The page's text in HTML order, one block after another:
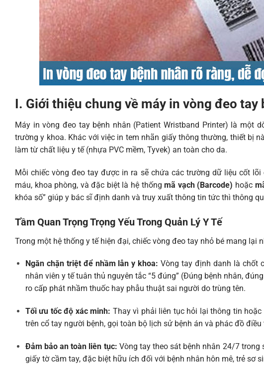
I. Giới thiệu chung về máy in vòng đeo tay
Máy in vòng đeo tay bệnh nhân (Patient Wristband Printer) là một
trường y khoa. Khác với việc in tem nhãn giấy thông thường, thiết bị
làm từ chất liệu y tế (nhựa PVC mềm, Tyvek) an toàn cho da.
Mỗi chiếc vòng đeo tay được in ra sẽ chứa các trường dữ liệu cốt
máu, khoa phòng, và đặc biệt là hệ thốngmã vạch (Barcode) hoặc
khóa số” giúp y bác sĩ định danh và truy xuất thông tin tức thì thông
Tầm Quan Trọng Trọng Yếu Trong Quản Lý Y Tế
Trong một hệ thống y tế hiện đại, chiếc vòng đeo tay nhỏ bé mang lại
Ngăn chặn triệt để nhầm lẫn y khoa: Vòng tay định danh là chốt
nhân viên y tế tuân thủ nguyên tắc “5 đúng” (Đúng bệnh nhân,
ro cấp phát nhầm thuốc hay phẫu thuật sai người do trùng tên.
Tối ưu tốc độ xác minh: Thay vì phải liên tục hỏi lại thông tin
trên cổ tay người bệnh, gọi toàn bộ lịch sử bệnh án và phác đồ
Đảm bảo an toàn liên tục: Vòng tay theo sát bệnh nhân 24/7
giấy tờ cầm tay, đặc biệt hữu ích đối với bệnh nhân hôn mê, trẻ sơ